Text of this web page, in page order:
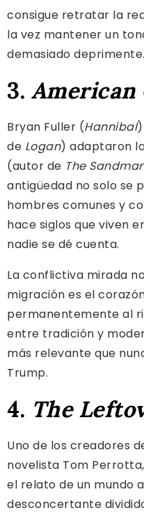
consigue retratar la
la vez mantener un
demasiado deprimente.
3. American
Bryan Fuller (Hannibal
de Logan) adaptaron
(autor de The
antigüedad no solo se
hombres comunes y
hace siglos que viven
nadie se dé cuenta.
La conflictiva mirada
migración es el
permanentemente al
entre tradición y
más relevante que
Trump.
4. The
Uno de los creadores
novelista Tom
el relato de un mundo
desconcertante